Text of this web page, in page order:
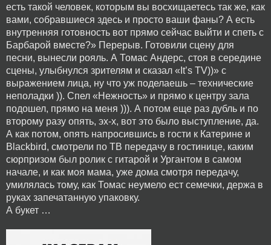
есть такой человек, которым вы восхищаетесь так же, как
вами, собравшиеся здесь и просто ваши фаны? А есть
внутренняя готовность вот прямо сейчас выйти и спеть с
Барбарой вместе?» Перерыв. Готовили сцену для
песни, вынесли рояль. А Томас Андерс, стоя в середине
сцены, улыбнулся зрителям и сказал «It’s TV))» с
выражением лица, ну что уж поделаешь – технические
неполадки )). Спел «Нежность» и прямо к центру зала
подошел, прямо на меня ))). А потом еще раз дубль и по
второму разу опять, эх-х, вот это было выступление, да.
А как потом, опять напросившись в гости к Катерине и
Blaсkbird, смотрели по ТВ передачу в гостинице, каким
сюрпризом был ролик с гитарой и Ургантом в самом
начале, и как моя мама, уже дома смотря передачу,
умилялась тому, как Томас неумело ест семечки, держа в
руках запечатанную упаковку.
А букет …